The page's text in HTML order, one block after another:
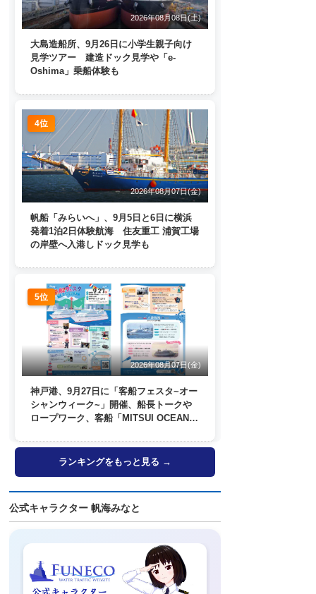
2026年08月08日(土)
大島造船所、9月26日に小学生親子向け
見学ツアー 建造ドック見学や「e-
Oshima」乗船体験も
4位
2026年08月07日(金)
帆船「みらいへ」、9月5日と6日に横浜
発着1泊2日体験航海 住友重工 浦賀工場
の岸壁へ入港しドック見学も
5位
2026年08月07日(金)
神戸港、9月27日に「客船フェスタ~オー
シャンウィーク~」開催、船長トークや
ロープワーク、客船「MITSUI OCEAN
ランキングをもっと見る →
公式キャラクター 帆海みなと